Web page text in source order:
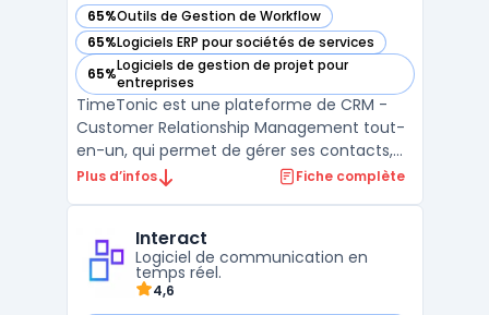
65%Outils de Gestion de Workflow
— voir TimeTonic dans cette catégorie
65%Logiciels ERP pour sociétés de services
— voir TimeTonic dans cette catégorie
65%Logiciels de gestion de projet pour
entreprises
— voir TimeTonic dans cette catégorie
TimeTonic est une plateforme de CRM -
Customer Relationship Management tout-
en-un, qui permet de gérer ses contacts,
projets, tâches et temps de manière
utilisateurs peuvent facilement accéder à
toutes leurs informations et inte ...
Plus d’infos Fiche complète
Interact
Logiciel de communication en
temps réel.
4,6